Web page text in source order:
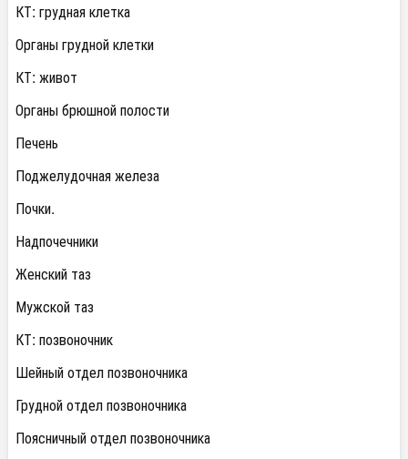
КТ: грудная клетка
Органы грудной клетки
КТ: живот
Органы брюшной полости
Печень
Поджелудочная железа
Почки.
Надпочечники
Женский таз
Мужской таз
КТ: позвоночник
Шейный отдел позвоночника
Грудной отдел позвоночника
Поясничный отдел позвоночника